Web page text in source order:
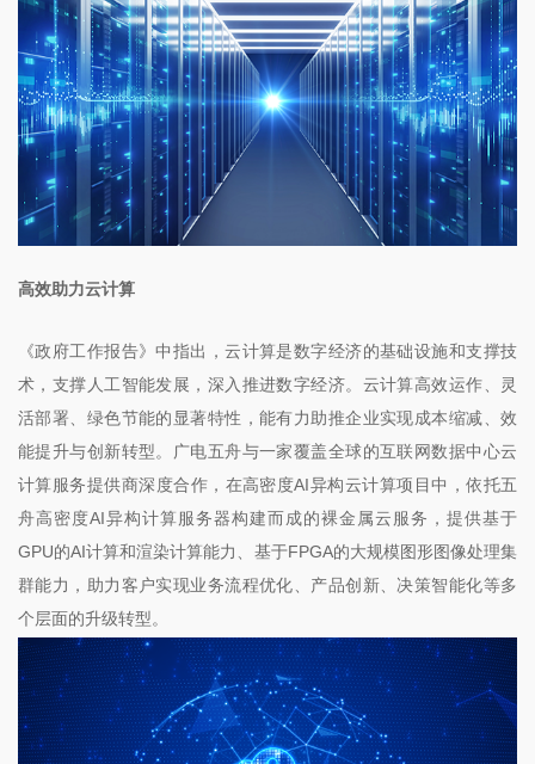
高效助力云计算
《政府工作报告》中指出，云计算是数字经济的基础设施和支撑技
术，支撑人工智能发展，深入推进数字经济。云计算高效运作、灵
活部署、绿色节能的显著特性，能有力助推企业实现成本缩减、效
能提升与创新转型。广电五舟与一家覆盖全球的互联网数据中心云
计算服务提供商深度合作，在高密度AI异构云计算项目中，依托五
舟高密度AI异构计算服务器构建而成的裸金属云服务，提供基于
GPU的AI计算和渲染计算能力、基于FPGA的大规模图形图像处理集
群能力，助力客户实现业务流程优化、产品创新、决策智能化等多
个层面的升级转型。